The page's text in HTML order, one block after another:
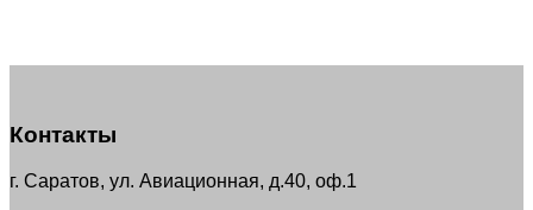
Контакты
г. Саратов, ул. Авиационная, д.40, оф.1